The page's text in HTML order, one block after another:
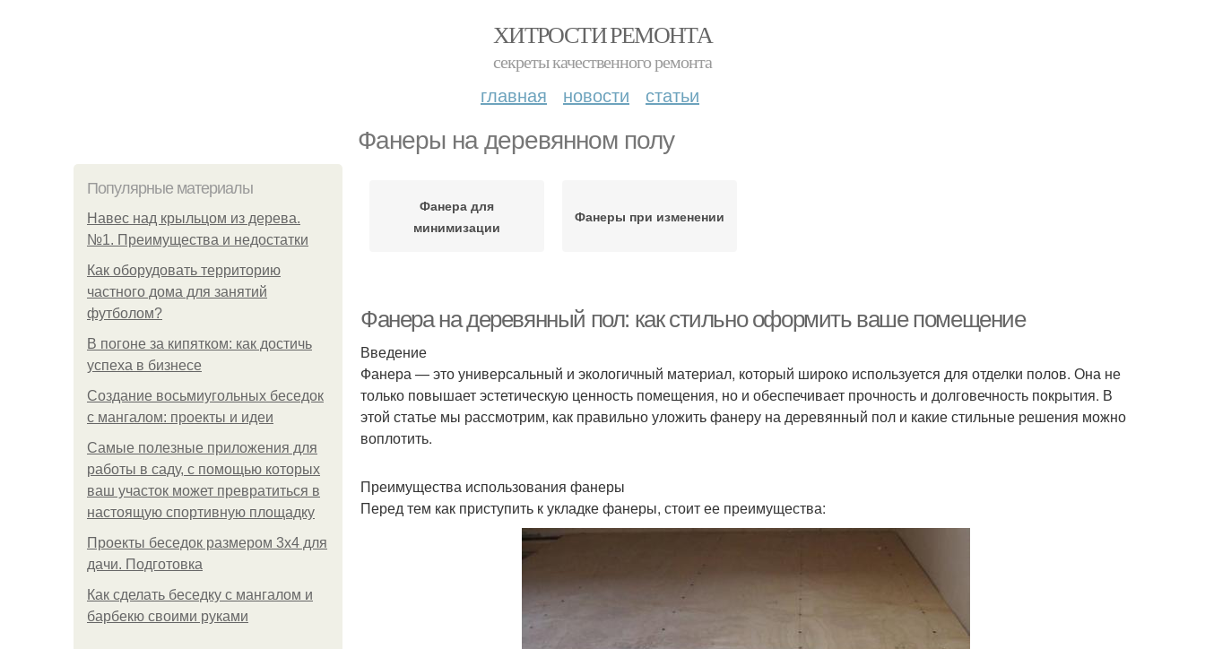
ХИТРОСТИ РЕМОНТА
секреты качественного ремонта
главная новости статьи
Фанеры на деревянном полу
Популярные материалы
Навес над крыльцом из дерева.
№1. Преимущества и недостатки
Как оборудовать территорию
частного дома для занятий
футболом?
В погоне за кипятком: как достичь
успеха в бизнесе
Создание восьмиугольных беседок
с мангалом: проекты и идеи
Самые полезные приложения для
работы в саду, с помощью которых
ваш участок может превратиться в
настоящую спортивную площадку
Проекты беседок размером 3х4 для
дачи. Подготовка
Как сделать беседку с мангалом и
барбекю своими руками
Фанера для
минимизации
Фанеры при изменении
Фанера на деревянный пол: как стильно оформить ваше помещение
Введение
Фанера — это универсальный и экологичный материал, который широко используется для отделки полов. Она не
только повышает эстетическую ценность помещения, но и обеспечивает прочность и долговечность покрытия. В
этой статье мы рассмотрим, как правильно уложить фанеру на деревянный пол и какие стильные решения можно
воплотить.
Преимущества использования фанеры
Перед тем как приступить к укладке фанеры, стоит ее преимущества: